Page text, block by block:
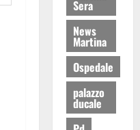
Sera
News
Martina
Ospedale
palazzo
ducale